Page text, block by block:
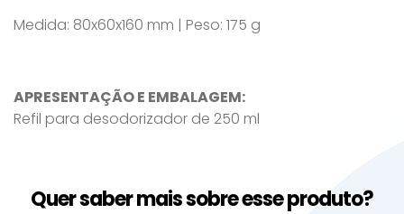
Medida: 80x60x160 mm | Peso: 175 g
APRESENTAÇÃO E EMBALAGEM:
Refil para desodorizador de 250 ml
Quer saber mais sobre esse produto?